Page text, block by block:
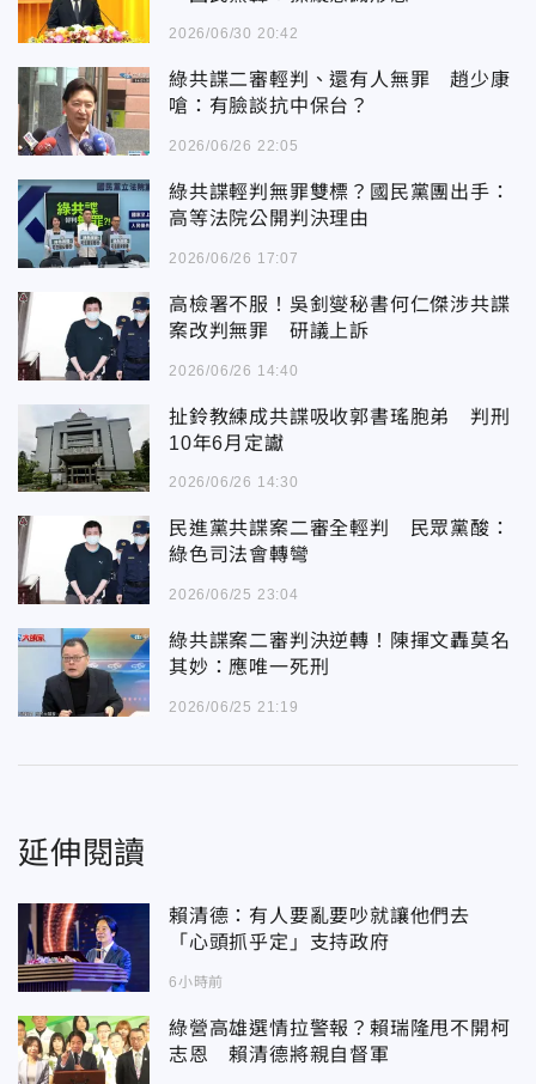
2026/06/30 20:42
綠共諜二審輕判、還有人無罪 趙少康
嗆：有臉談抗中保台？
2026/06/26 22:05
綠共諜輕判無罪雙標？國民黨團出手：
高等法院公開判決理由
2026/06/26 17:07
高檢署不服！吳釗燮秘書何仁傑涉共諜
案改判無罪 研議上訴
2026/06/26 14:40
扯鈴教練成共諜吸收郭書瑤胞弟 判刑
10年6月定讞
2026/06/26 14:30
民進黨共諜案二審全輕判 民眾黨酸：
綠色司法會轉彎
2026/06/25 23:04
綠共諜案二審判決逆轉！陳揮文轟莫名
其妙：應唯一死刑
2026/06/25 21:19
延伸閱讀
賴清德：有人要亂要吵就讓他們去
「心頭抓乎定」支持政府
6小時前
綠營高雄選情拉警報？賴瑞隆甩不開柯
志恩 賴清德將親自督軍